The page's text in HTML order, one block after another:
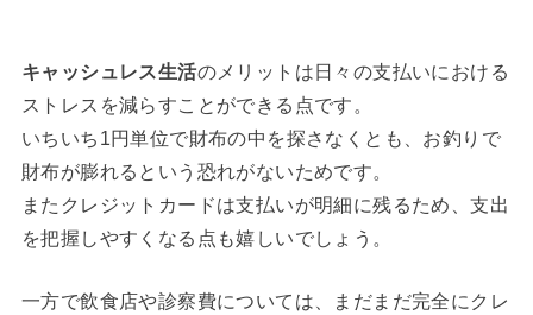
キャッシュレス生活のメリットは日々の支払いにおける
ストレスを減らすことができる点です。
いちいち1円単位で財布の中を探さなくとも、お釣りで
財布が膨れるという恐れがないためです。
またクレジットカードは支払いが明細に残るため、支出
を把握しやすくなる点も嬉しいでしょう。
一方で飲食店や診察費については、まだまだ完全にクレ